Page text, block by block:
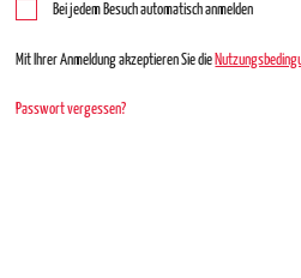
Bei jedem Besuch automatisch anmelden
Mit Ihrer Anmeldung akzeptieren Sie die
Passwort vergessen?